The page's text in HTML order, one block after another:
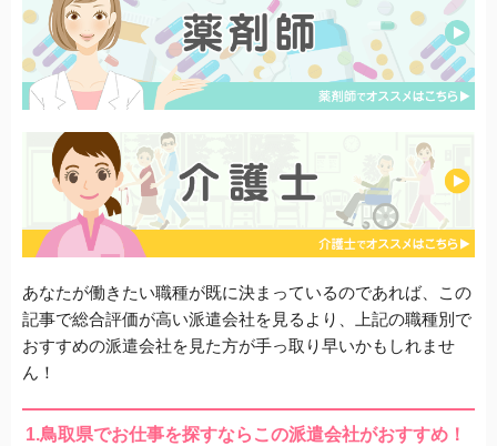
あなたが働きたい職種が既に決まっているのであれば、この
記事で総合評価が高い派遣会社を見るより、上記の職種別で
おすすめの派遣会社を見た方が手っ取り早いかもしれませ
ん！
1.鳥取県でお仕事を探すならこの派遣会社がおすすめ！